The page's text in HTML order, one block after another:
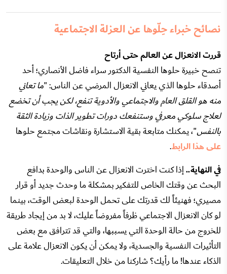
نصائح خبراء حِلّوها عن العزلة الاجتماعية
قررت الانعزال عن العالم حتى أرتاح
تنصح خبيرة حلوها النفسية الدكتور سراء فاضل الأنصاري؛ أحد
أصدقاء حلوها الذي يعاني الانعزال المرضي عن الناس: "ما تعاني
منه هو القلق العام والاجتماعي والأدوية تنفع، لكن يجب أن تخضع
لعلاج سلوكي معرفي وستنفعك دورات تطوير الذات وزيادة الثقة
بالنفس"، يمكنك متابعة بقية الاستشارة ونقاشات مجتمع حلوها
على هذا الرابط.
في النهاية..إذا كنت اخترت الانعزال عن الناس والوحدة بدافع
البحث عن وقتك الخاص للتفكير بمشكلة ما وحدث جديد أو قرار
مصيري؛ فهنيئاً لك قدرتك على تحمل الوحدة لبعض الوقت، بينما
لو كان الانعزال الاجتماعي ظرفاً مفروضاً عليك، لا بد من إيجاد طريقة
للخروج من حالة الوحدة التي يسببها، والتي قد تترافق مع بعض
التأثيرات النفسية والجسدية، ولا يمكن أن يكون الانعزال علامة على
الذكاء عندها! ما رأيك؟ شاركنا من خلال التعليقات.